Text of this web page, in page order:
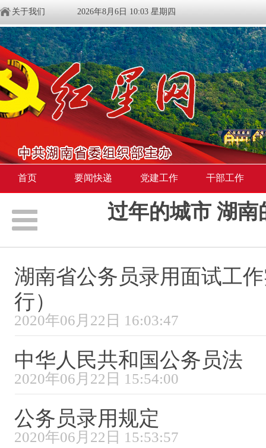
关于我们 2026年8月6日 10:03 星期四
首页 要闻快递 党建工作 干部工作
过年的城市 湖南
湖南省公务员录用面试工
行）
2020年06月22日 16:03:47
中华人民共和国公务员法
2020年06月22日 15:54:00
公务员录用规定
2020年06月22日 15:53:57